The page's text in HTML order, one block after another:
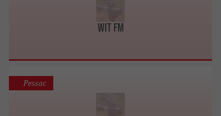
Wit FM
Pessac